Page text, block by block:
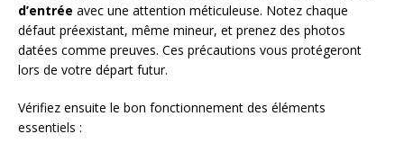
d’entrée avec une attention méticuleuse. Notez chaque
défaut préexistant, même mineur, et prenez des photos
datées comme preuves. Ces précautions vous protégeront
lors de votre départ futur.
Vérifiez ensuite le bon fonctionnement des éléments
essentiels :